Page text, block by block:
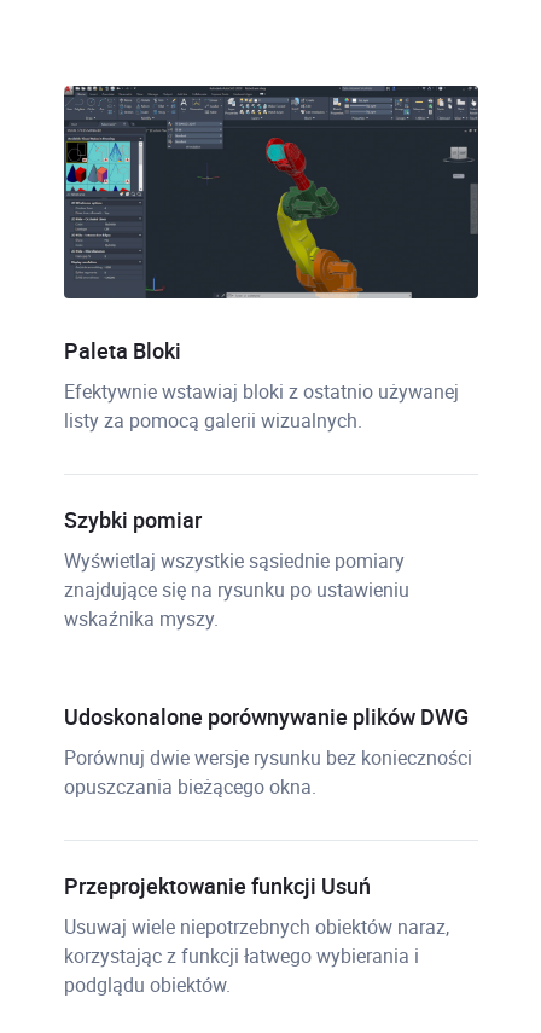
Paleta Bloki
Efektywnie wstawiaj bloki z ostatnio używanej
listy za pomocą galerii wizualnych.
Szybki pomiar
Wyświetlaj wszystkie sąsiednie pomiary
znajdujące się na rysunku po ustawieniu
wskaźnika myszy.
Udoskonalone porównywanie plików DWG
Porównuj dwie wersje rysunku bez konieczności
opuszczania bieżącego okna.
Przeprojektowanie funkcji Usuń
Usuwaj wiele niepotrzebnych obiektów naraz,
korzystając z funkcji łatwego wybierania i
podglądu obiektów.